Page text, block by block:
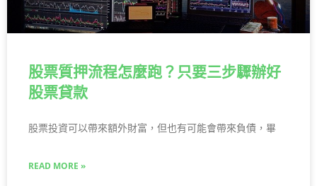
股票質押流程怎麼跑？只要三步驟辦好
股票貸款
股票投資可以帶來額外財富，但也有可能會帶來負債，畢
READ MORE »